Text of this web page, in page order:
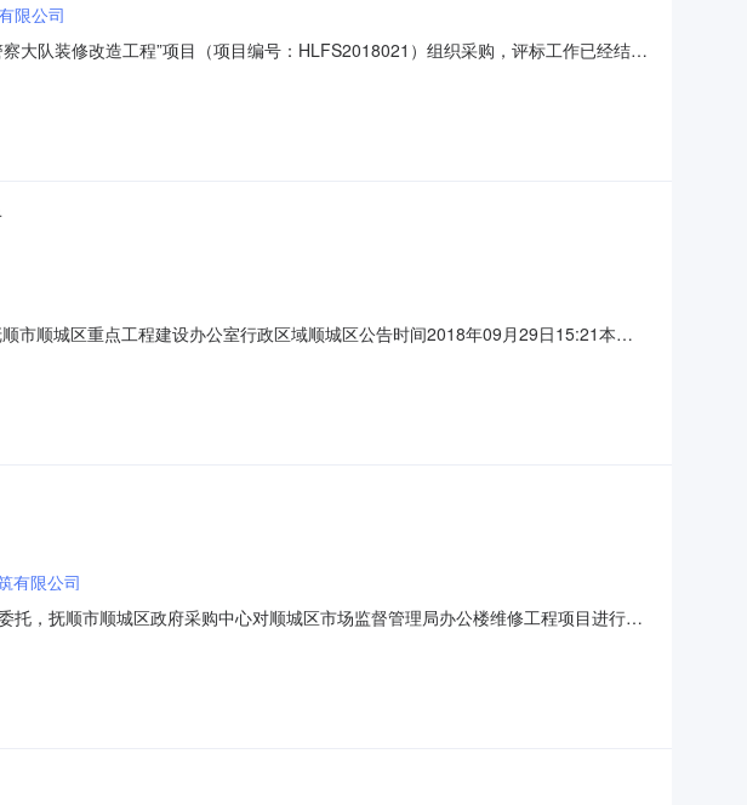
限公司
大队装修改造工程”项目（项目编号：HLFS2018021）组织采购，评标工作已经结
三、项目用途、简要技术要求及合同履行日期：外墙保温、室内门窗、卫
市顺城区重点工程建设办公室行政区域顺城区公告时间2018年09月29日15:21本项
点工程建设办公室采购单位联系方式王佐龙15898354989代理机构名称抚
有限公司
，抚顺市顺城区政府采购中心对顺城区市场监督管理局办公楼维修工程项目进行了
叁万玖仟壹佰贰拾壹元零角捌分（￥139，121.08）。本公告自发布之日起1个工作